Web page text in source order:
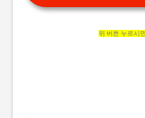
위 버튼 누르시